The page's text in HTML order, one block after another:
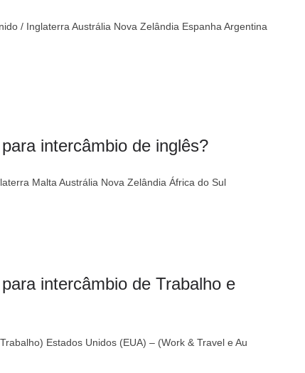
/ Inglaterra Austrália Nova Zelândia Espanha Argentina
intercâmbio de inglês?
Malta Austrália Nova Zelândia África do Sul
intercâmbio de Trabalho e
Estados Unidos (EUA) – (Work & Travel e Au